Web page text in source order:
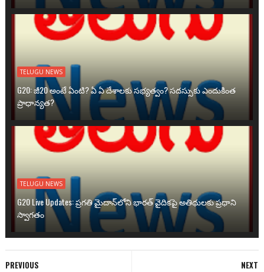
TELUGU NEWS
G20: జీ20 అంటే ఏంటి? ఏ ఏ దేశాలకు సభ్యత్వం? సదస్సుకు ఎందుకింత
ప్రాధాన్యత?
TELUGU NEWS
G20 Live Updates: ప్రగతి మైదాన్‌లోని భారత్ వైదికపై అతిథులకు ప్రధాని
స్వాగతం
NEXT
PREVIOUS